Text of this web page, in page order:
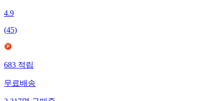
4.9
(45)
683적립
무료배송